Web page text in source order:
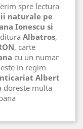
spre lectura
naturale pe
Ionescu si
Albatros,
, carte
cu un numar
in regim
Albert
doreste multa